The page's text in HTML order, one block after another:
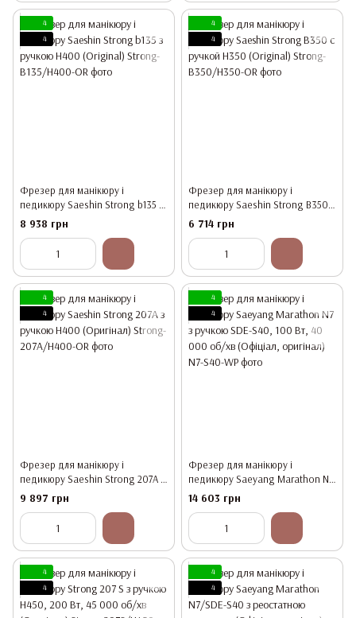
4
4
Фрезер для манікюру і
педикюру Saeshin Strong b135 з
ручкою H400 (Original)
8 938 грн
4
4
Фрезер для манікюру і
педикюру Saeshin Strong B350 с
ручкой H350 (Original)
6 714 грн
4
4
Фрезер для манікюру і
педикюру Saeshin Strong 207A з
ручкою H400 (Оригінал)
9 897 грн
4
4
Фрезер для манікюру і
педикюру Saeyang Marathon N7
з ручкою SDE-S40, 100 Вт, 40
000 об/хв (Офіціал, оригінал)
14 603 грн
4
4
4
4